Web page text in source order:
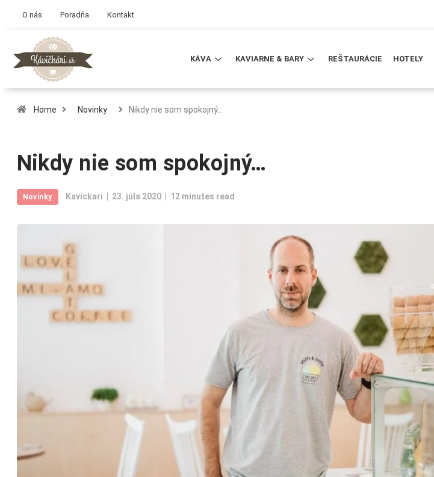
O nás Poradňa Kontakt
KÁVA KAVIARNE & BARY REŠTAURÁCIE HOTELY
Home Novinky Nikdy nie som spokojný…
Nikdy nie som spokojný…
Novinky Kavickari 23. júla 2020 12 minutes read